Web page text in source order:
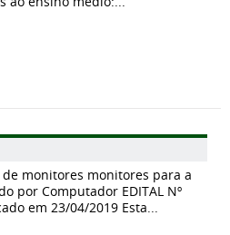
monitores monitores para a
por Computador EDITAL Nº
em 23/04/2019 Esta...